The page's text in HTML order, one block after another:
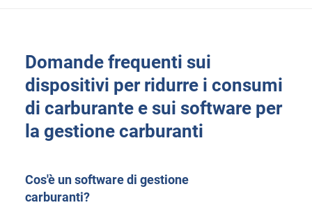
Domande frequenti sui
dispositivi per ridurre i consumi
di carburante e sui software per
la gestione carburanti
Cos'è un software di gestione
carburanti?